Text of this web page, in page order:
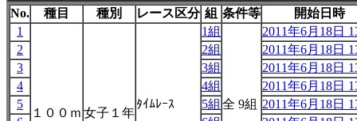
No.
種目 種別 レース区分 組 条件等
開始日時
1
１００ｍ 女子１年
ﾀｲﾑﾚｰｽ
1組
全 9組
2011年6月18日
2
2組
2011年6月18日
3
3組
2011年6月18日
4
4組
2011年6月18日
5
5組
2011年6月18日